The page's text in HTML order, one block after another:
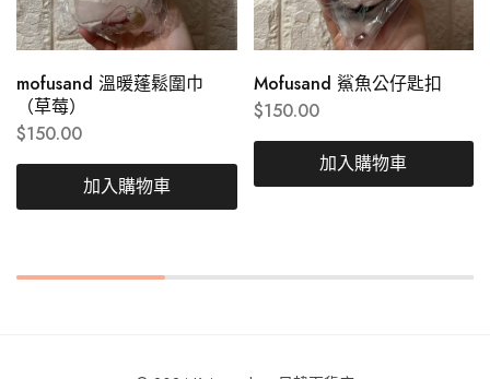
mofusand 溫暖蓬鬆圍巾
（草莓）
$150.00
加入購物車
Mofusand 鯊魚公仔匙扣
$150.00
加入購物車